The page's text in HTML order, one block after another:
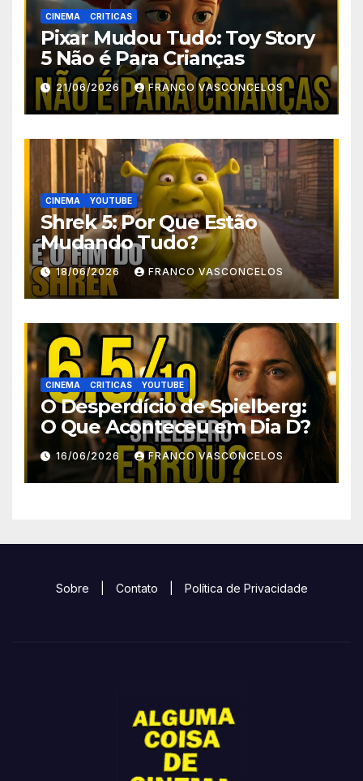
CINEMA CRITICAS
Pixar Mudou Tudo: Toy Story
5 Não é Para Crianças
21/06/2026 FRANCO VASCONCELOS
CINEMA YOUTUBE
Shrek 5: Por Que Estão
Mudando Tudo?
18/06/2026 FRANCO VASCONCELOS
CINEMA CRITICAS YOUTUBE
O Desperdício de Spielberg:
O Que Aconteceu em Dia D?
16/06/2026 FRANCO VASCONCELOS
Sobre Contato Política de Privacidade